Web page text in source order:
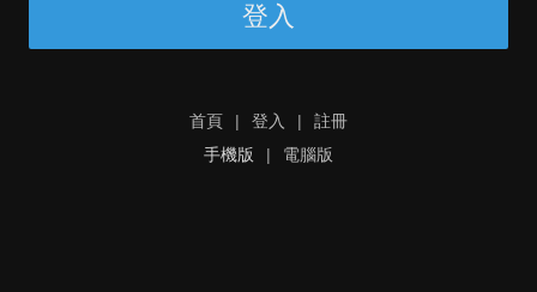
登入
首頁 | 登入 |
註冊
手機版
| 電腦版